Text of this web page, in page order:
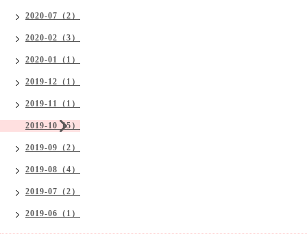
2020-07（2）
2020-02（3）
2020-01（1）
2019-12（1）
2019-11（1）
2019-10（5）
2019-09（2）
2019-08（4）
2019-07（2）
2019-06（1）